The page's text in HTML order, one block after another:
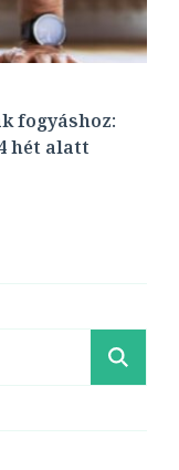
fogyáshoz:
hét alatt